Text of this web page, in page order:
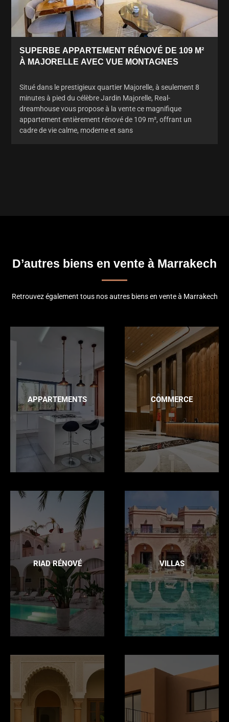
SUPERBE APPARTEMENT RÉNOVÉ DE 109 M²
À MAJORELLE AVEC VUE MONTAGNES
Situé dans le prestigieux quartier Majorelle, à seulement 8
minutes à pied du célèbre Jardin Majorelle, Real-
dreamhouse vous propose à la vente ce magnifique
appartement entièrement rénové de 109 m², offrant un
cadre de vie calme, moderne et sans
D’autres biens en vente à Marrakech
Retrouvez également tous nos autres biens en vente à Marrakech
APPARTEMENTS COMMERCE
RIAD RÉNOVÉ VILLAS